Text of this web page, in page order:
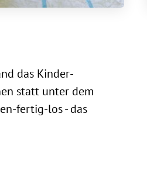
das Kinder-
statt unter dem
fertig-los - das